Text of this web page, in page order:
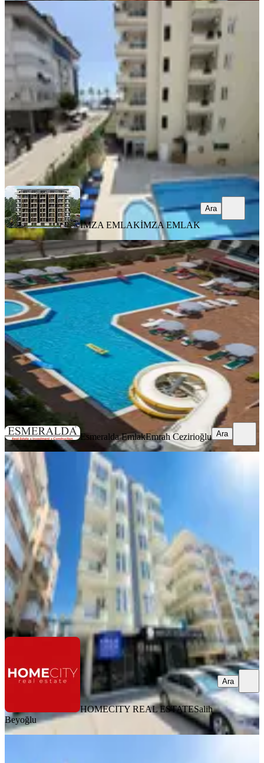
EŞYALI
Alanya Kızlarpınarın Da Denize 50
Metre 1+1 Eşyalı Kiralık Daire
Alanya, Kızlar Pınarı Mahallesi
1+1
80 m²·2. Kat 23.07.2026
34.000 ₺
İMZA EMLAKİMZA EMLAK
Ara
İMZA EMLAKİMZA EMLAK
Ara
MANZARALI
Alanya Granada Rezıdansta 2+1
Kiralık Eşyalı Dubleks Daire
Alanya, Kızlar Pınarı Mahallesi
80 m²·8. Kat· 13.07.2026
48.500 ₺
Esmeralda EmlakEmrah Cezirioğlu
Esmeralda EmlakEmrah Cezirioğlu Ara
MANZARALI
%9
Alanya Kızlar Pınarı Lüx Eşyalı 1+1
65 M2 Çevreyoluna Sıfır Acil
Alanya, Kızlar Pınarı Mahallesi
1+1· 65 m²· 2. Kat ·06.07.2026
21.000 ₺23.000 ₺
HOMECITY REAL ESTATE Salih Beyoğlu
Ara
HOMECITY REAL ESTATESalih
Beyoğlu
Ara